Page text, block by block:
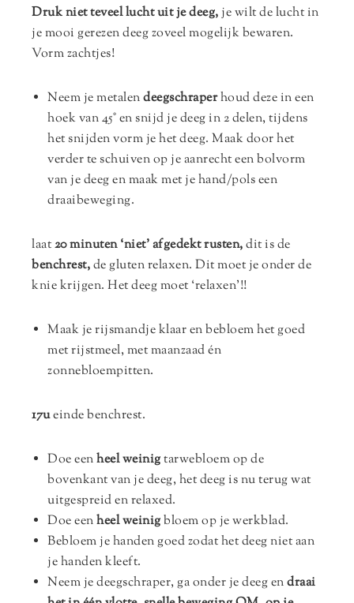
Druk niet teveel lucht uit je deeg,je wilt de lucht in
je mooi gerezen deeg zoveel mogelijk bewaren.
Vorm zachtjes!
Neem je metalendeegschraperhoud deze in een
hoek van 45° en snijd je deeg in 2 delen, tijdens
het snijden vorm je het deeg. Maak door het
verder te schuiven op je aanrecht een bolvorm
van je deeg en maak met je hand/pols een
draaibeweging.
laat20 minuten ‘niet’ afgedekt rusten,dit is de
benchrest,de gluten relaxen. Dit moet je onder de
knie krijgen. Het deeg moet ‘relaxen’!!
Maak je rijsmandje klaar en bebloem het goed
met rijstmeel, met maanzaad én
zonnebloempitten.
17ueinde benchrest.
Doe eenheel weinigtarwebloem op de
bovenkant van je deeg, het deeg is nu terug wat
uitgespreid en relaxed.
Doe eenheel weinigbloem op je werkblad.
Bebloem je handen goed zodat het deeg niet aan
je handen kleeft.
Neem je deegschraper, ga onder je deeg endraai